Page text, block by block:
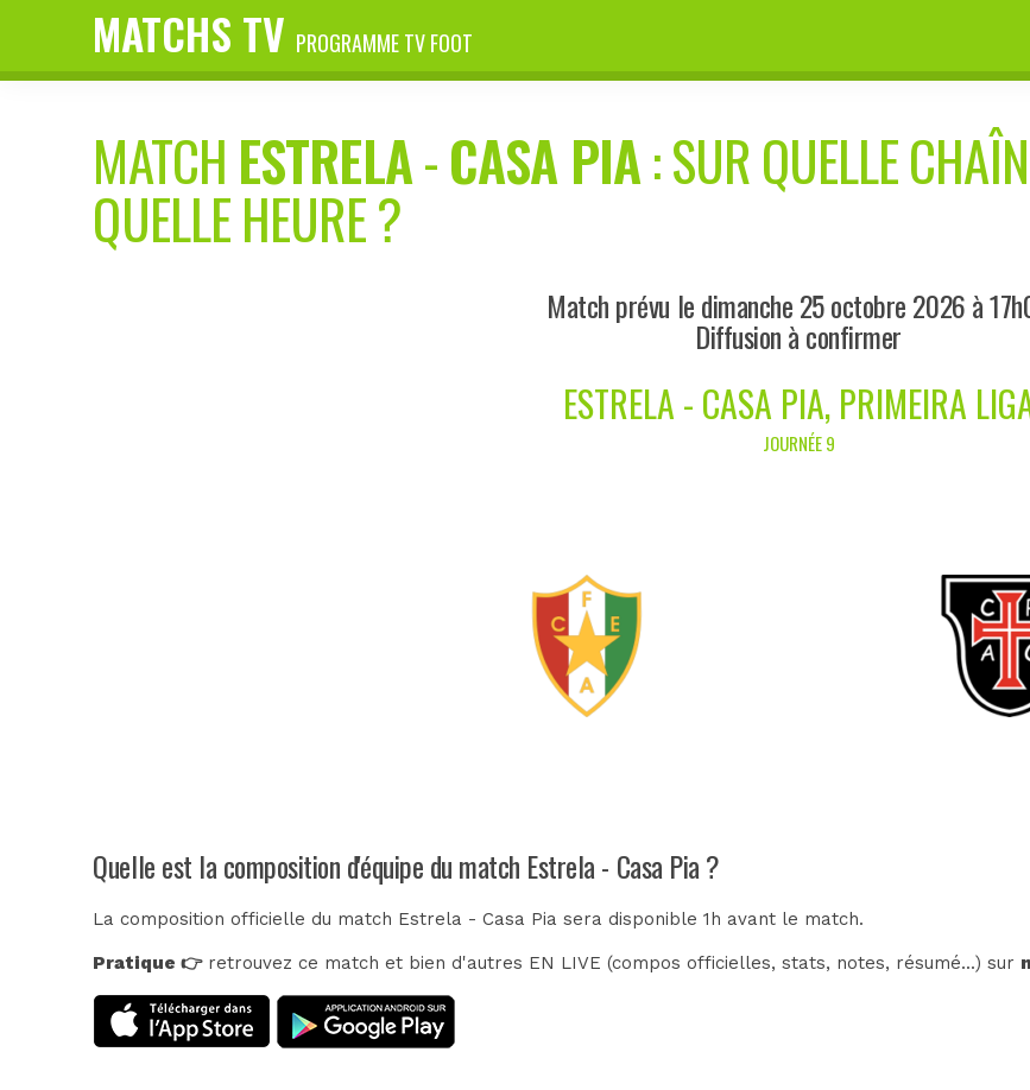
MATCHS TV PROGRAMME TV FOOT
MATCH ESTRELA-CASA PIA: SUR QUELLE
QUELLE HEURE ?
Match prévu le dimanche 25 octobre 2026 à
Diffusion à confirmer
ESTRELA - CASA PIA, PRIMEIRA
JOURNÉE 9
Quelle est la composition d'équipe du match Estrela - Casa Pia ?
La composition officielle du match Estrela - Casa Pia sera disponible 1h avant le match.
Pratique 👉retrouvez ce match et bien d'autres EN LIVE (compos officielles, stats, notes, résumé...) sur